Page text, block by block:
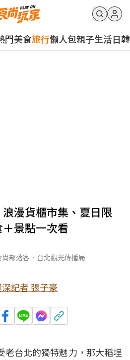
門美食旅行懶人包親子生活日韓
漫貨櫃市集、夏日限
景點一次看
尚部落客、台北觀光傳播局
深記者 張子豪
老台北的獨特魅力，那大稻埕